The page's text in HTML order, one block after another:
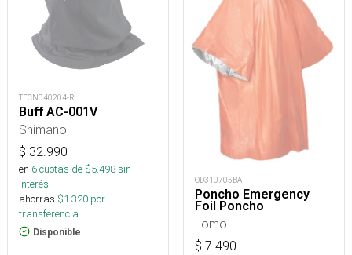
TECN040204-R
Buff AC-001V
Shimano
$ 32.990
en 6cuotas de $5.498sin
interés
ahorras $1.320 por
transferencia.
Disponible
OD310705BA
Poncho Emergency
Foil Poncho
Lomo
$ 7.490